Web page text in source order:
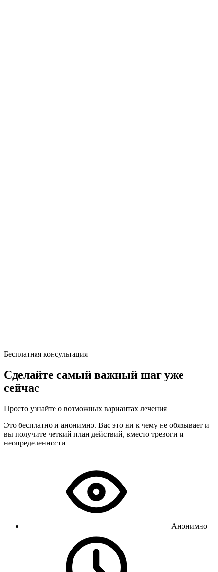
Бесплатная консультация
Сделайте самый важный шаг уже
сейчас
Просто узнайте о возможных вариантах лечения
Это бесплатно и анонимно. Вас это ни к чему не обязывает и
вы получите четкий план действий, вместо тревоги и
неопределенности.
Анонимно